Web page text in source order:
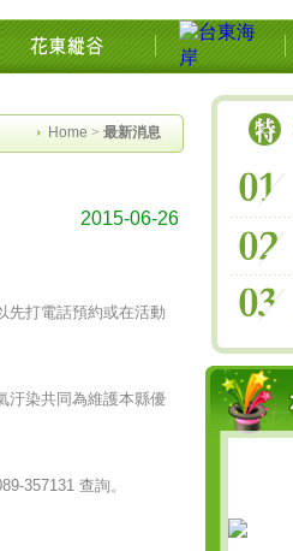
丁時光迴徑市集知本池上關山鹿野太麻里
Home > 最新消息
2015-06-26
先打電話預約或在活動
汙染共同為維護本縣優
357131 查詢。